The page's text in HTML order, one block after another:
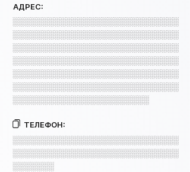
АДРЕС:
░░░░░░░░░░░░░░░░░░░░░░░░░░░░
░░░░░░░░░░░░░░░░░░░░░░░░░░░░
░░░░░░░░░░░░░░░░░░░░░░░░░░░░
░░░░░░░░░░░░░░░░░░░░░░░░░░░░
░░░░░░░░░░░░░░░░░░░░░░░░░░░░
░░░░░░░░░░░░░░░░░░░░░░░░░░░░
░░░░░░░░░░░░░░░░░░░░░░░
ТЕЛЕФОН:
░░░░░░░░░░░░░░░░░░░░░░░░░░░░
░░░░░░░░░░░░░░░░░░░░░░░░░░░░
░░░░░░░